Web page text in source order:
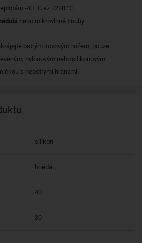
-40 °C až +220 °C
nebo mikrovlnné trouby
ostrým kovovým nožem, pouze
nylonovým nebo silikonovým
s neostrými hranami.
silikon
hnědá
40
30